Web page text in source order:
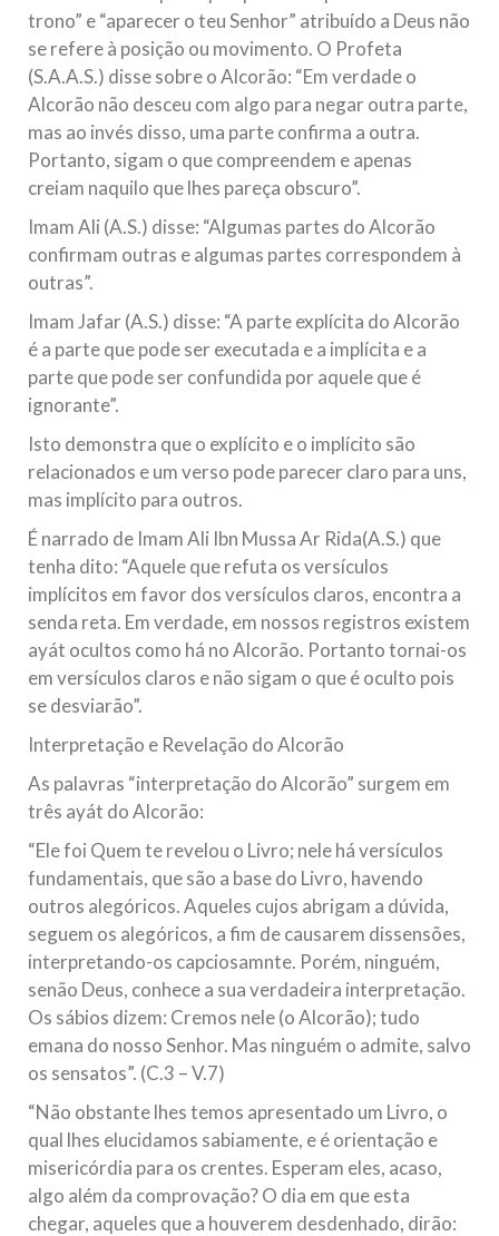
trono” e “aparecer o teu Senhor” atribuído a Deus não
se refere à posição ou movimento. O Profeta
(S.A.A.S.) disse sobre o Alcorão: “Em verdade o
Alcorão não desceu com algo para negar outra parte,
mas ao invés disso, uma parte confirma a outra.
Portanto, sigam o que compreendem e apenas
creiam naquilo que lhes pareça obscuro”.
Imam Ali (A.S.) disse: “Algumas partes do Alcorão
confirmam outras e algumas partes correspondem à
outras”.
Imam Jafar (A.S.) disse: “A parte explícita do Alcorão
é a parte que pode ser executada e a implícita e a
parte que pode ser confundida por aquele que é
ignorante”.
Isto demonstra que o explícito e o implícito são
relacionados e um verso pode parecer claro para uns,
mas implícito para outros.
É narrado de Imam Ali Ibn Mussa Ar Rida(A.S.) que
tenha dito: “Aquele que refuta os versículos
implícitos em favor dos versículos claros, encontra a
senda reta. Em verdade, em nossos registros existem
ayát ocultos como há no Alcorão. Portanto tornai-os
em versículos claros e não sigam o que é oculto pois
se desviarão”.
Interpretação e Revelação do Alcorão
As palavras “interpretação do Alcorão” surgem em
três ayát do Alcorão:
“Ele foi Quem te revelou o Livro; nele há versículos
fundamentais, que são a base do Livro, havendo
outros alegóricos. Aqueles cujos abrigam a dúvida,
seguem os alegóricos, a fim de causarem dissensões,
interpretando-os capciosamnte. Porém, ninguém,
senão Deus, conhece a sua verdadeira interpretação.
Os sábios dizem: Cremos nele (o Alcorão); tudo
emana do nosso Senhor. Mas ninguém o admite, salvo
os sensatos”. (C.3 – V.7)
“Não obstante lhes temos apresentado um Livro, o
qual lhes elucidamos sabiamente, e é orientação e
misericórdia para os crentes. Esperam eles, acaso,
algo além da comprovação? O dia em que esta
chegar, aqueles que a houverem desdenhado, dirão: